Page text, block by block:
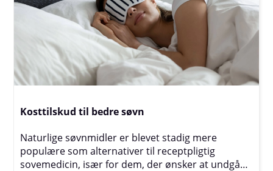
forstå de grundlæggende behov og pleje dem med
omhu kan vi ikke kun forbedre vores udseende,
men også fremme en bedre sundhed indefra og
Kosttilskud til bedre søvn
Naturlige søvnmidler er blevet stadig mere
populære som alternativer til receptpligtig
sovemedicin, især for dem, der ønsker at undgå